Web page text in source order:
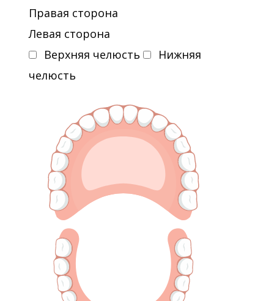
Правая сторона
Левая сторона
Верхняя челюсть
Нижняя
челюсть